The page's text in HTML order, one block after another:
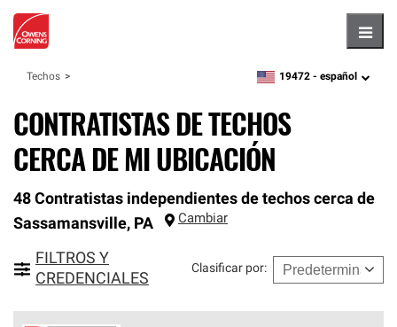
Techos zipcode, language
19472 - español
CONTRATISTAS DE TECHOS
CERCA DE MI UBICACIÓN
48 Contratistas independientes de techos cerca de
Sassamansville, PA Cambiar
FILTROS Y
CREDENCIALES
Clasificar por: